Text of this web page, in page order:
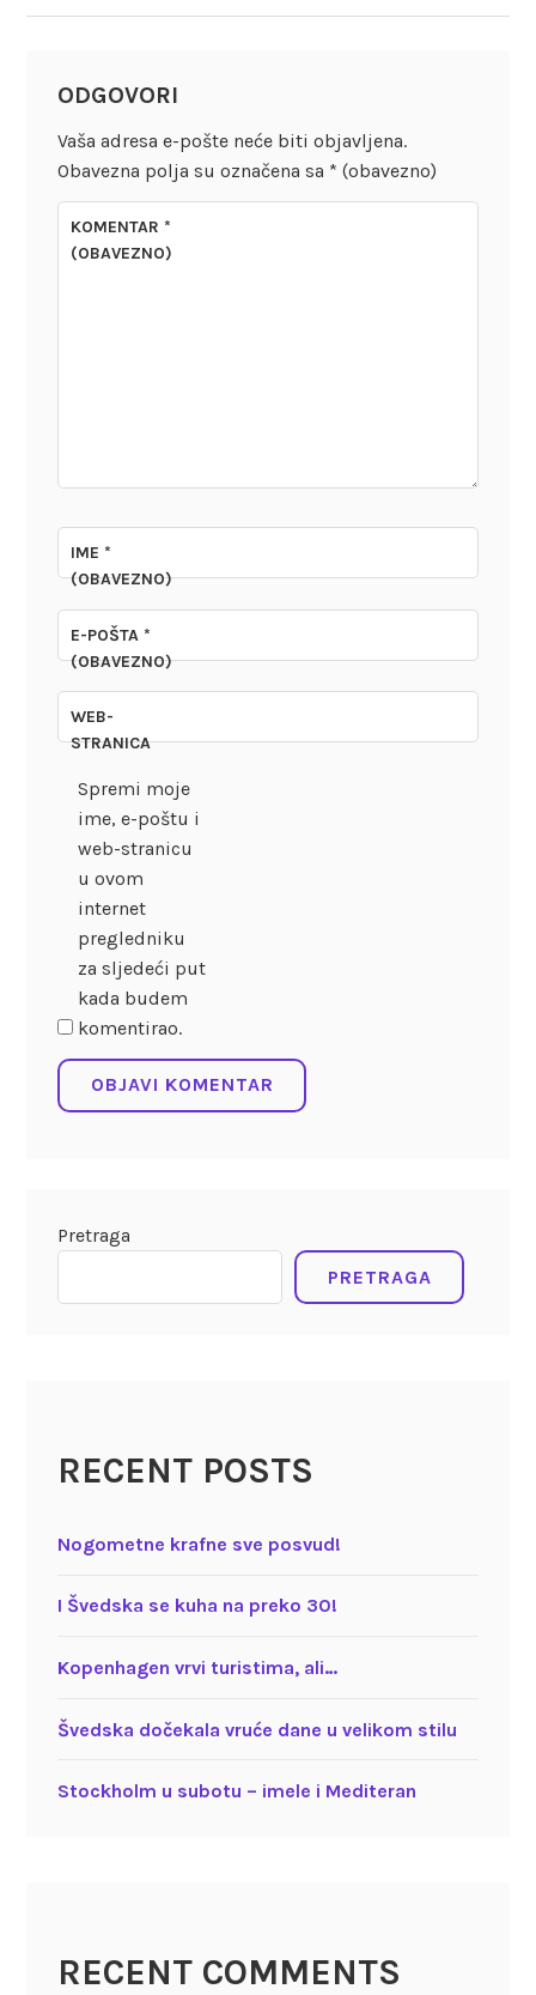
ODGOVORI
Vaša adresa e-pošte neće biti objavljena.
Obavezna polja su označena sa * (obavezno)
KOMENTAR*
(OBAVEZNO)
IME*
(OBAVEZNO)
E-POŠTA*
(OBAVEZNO)
WEB-
STRANICA
Spremi moje
ime, e-poštu i
web-stranicu
u ovom
internet
pregledniku
za sljedeći put
kada budem
komentirao.
Pretraga
PRETRAGA
RECENT POSTS
Nogometne krafne sve posvud!
I Švedska se kuha na preko 30!
Kopenhagen vrvi turistima, ali…
Švedska dočekala vruće dane u velikom stilu
Stockholm u subotu – imele i Mediteran
RECENT COMMENTS